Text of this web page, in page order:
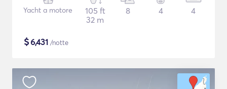
Yacht a motore
105 ft
32 m
8 4 4
$6,431 /notte